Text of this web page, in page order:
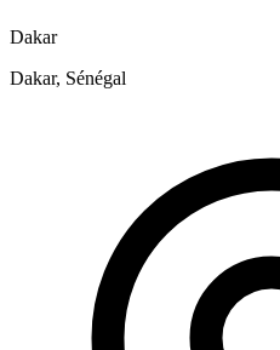
Dakar
Dakar, Sénégal